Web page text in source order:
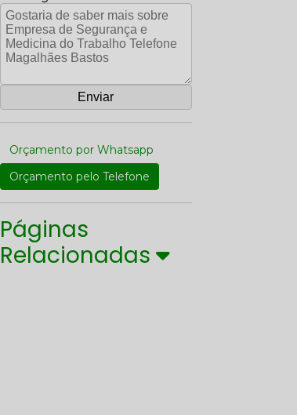
Orçamento por Whatsapp
Orçamento pelo Telefone
Páginas
Relacionadas